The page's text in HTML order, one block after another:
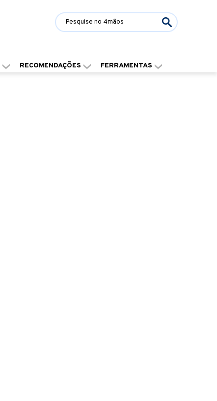
RECOMENDAÇÕES FERRAMENTAS